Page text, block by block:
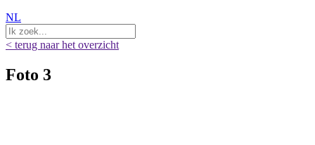
NL
< terug naar het overzicht
Foto 3